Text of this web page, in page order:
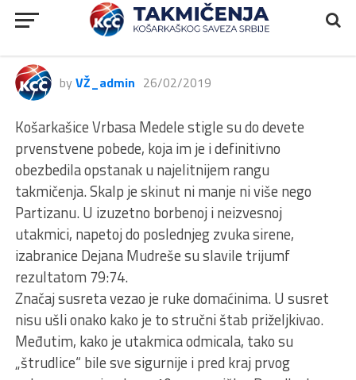
1ŽLS, Vrbas Medela – Partizan
1953, 79:74
by VŽ_admin 26/02/2019
Košarkašice Vrbasa Medele stigle su do devete
prvenstvene pobede, koja im je i definitivno
obezbedila opstanak u najelitnijem rangu
takmičenja. Skalp je skinut ni manje ni više nego
Partizanu. U izuzetno borbenoj i neizvesnoj
utakmici, napetoj do poslednjeg zvuka sirene,
izabranice Dejana Mudreše su slavile trijumf
rezultatom 79:74.
Značaj susreta vezao je ruke domaćinima. U susret
nisu ušli onako kako je to stručni štab priželjkivao.
Međutim, kako je utakmica odmicala, tako su
„štrudlice“ bile sve sigurnije i pred kraj prvog